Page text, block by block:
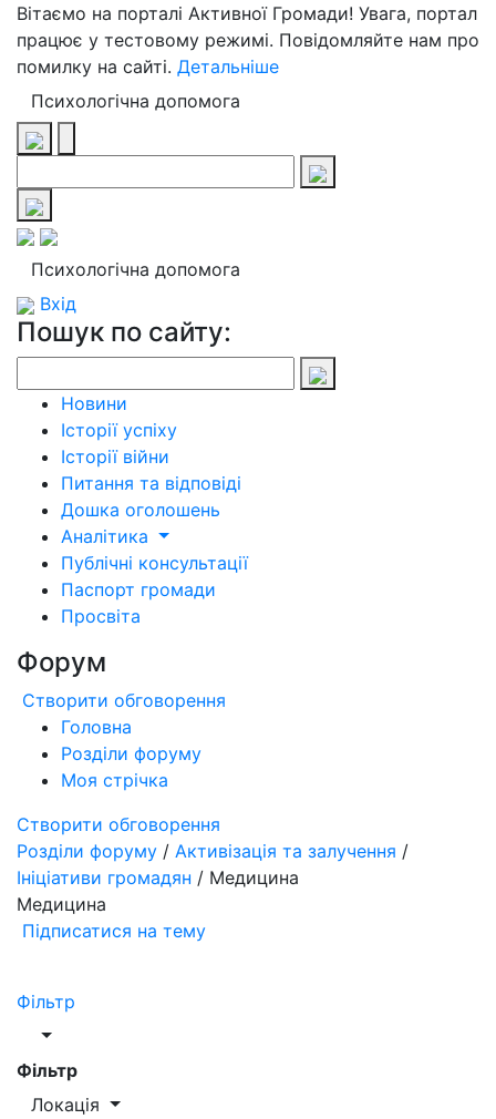
Вітаємо на порталі Активної Громади! Увага, портал
працює у тестовому режимі. Повідомляйте нам про
помилку на сайті. Детальніше
Психологічна допомога
Психологічна допомога
Вхід
Пошук по сайту:
Новини
Історії успіху
Історії війни
Питання та відповіді
Дошка оголошень
Аналітика
Публічні консультації
Паспорт громади
Просвіта
Форум
Створити обговорення
Головна
Розділи форуму
Моя стрічка
Створити обговорення
Розділи форуму / Активізація та залучення /
Ініціативи громадян / Медицина
Медицина
Підписатися на тему
Фільтр
Фільтр
Локація